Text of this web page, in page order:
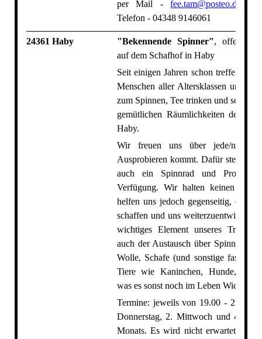
per Mail -fee.tam@posteo.de
Telefon - 04348 9146061
24361 Haby "Bekennende Spinner", offener
auf dem Schafhof in Haby
Seit einigen Jahren schon treffen wir
Menschen aller Altersklassen und
zum Spinnen, Tee trinken und
gemütlichen Räumlichkeiten des
Haby.
Wir freuen uns über jede/n, die/
Ausprobieren kommt. Dafür stellt der
auch ein Spinnrad und Probier-
Verfügung. Wir halten keinen
helfen uns jedoch gegenseitig, den
schaffen und uns weiterzuentwickeln.
wichtiges Element unseres
auch der Austausch über Spinnen,
Wolle, Schafe (und sonstige
Tiere wie Kaninchen, Hunde,
was es sonst noch im Leben Wichtiges
Termine: jeweils von 19.00 - 21.00
Donnerstag, 2. Mittwoch und 4.
Monats. Es wird nicht erwartet, dass